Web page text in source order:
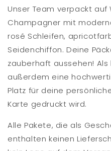
Unser Team verpackt auf
Champagner mit
rosé Schleifen,
Seidenchiffon. Deine
zauberhaft aussehen!
außerdem eine
Platz für deine
Karte gedruckt wird.
Alle Pakete, die als
enthalten keinen